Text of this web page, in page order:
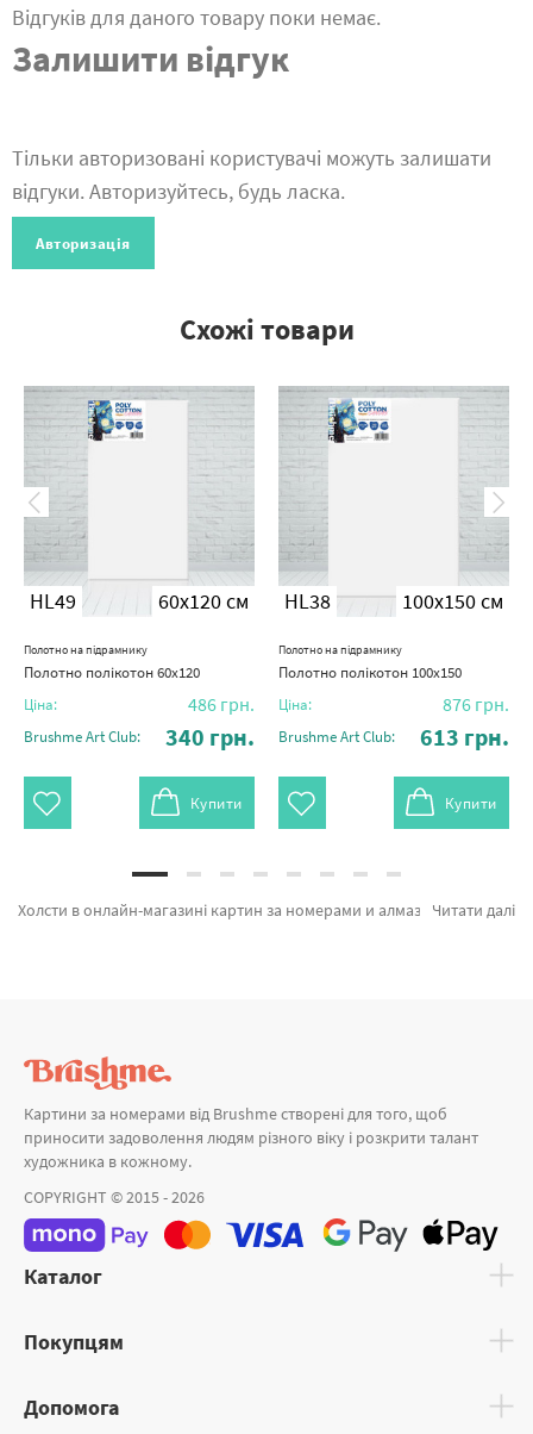
Відгуків для даного товару поки немає.
Залишити відгук
Тільки авторизовані користувачі можуть залишати
відгуки. Авторизуйтесь, будь ласка.
Авторизація
Схожі товари
HL49 60x120 см
Полотно на підрамнику
Полотно полікотон 60х120
Ціна: 486 грн.
Brushme Art Club: 340 грн.
Купити
HL38 100x150 см
Полотно на підрамнику
Полотно полікотон 100х150
Ціна: 876 грн.
Brushme Art Club: 613 грн.
Купити
Читати далі
Холсти в онлайн-магазині картин за номерами и алмазної мозаїки Brushme. Тут можна обрати Полотно 140х140 HL21 від виробника с світовим іменем Brushme який надихає своїми рішеннями. Весь асортимент лінійки «Аксесуари» підтверджений довірою покупців та спеціалістів. Полотно 25х30, Полотно 100х120 и Полотно 70х90 а также хороший вибір найменувань за привабливою ціною. Оформлюючи замовлення Прага разом з картина за номерами дитині миттєво відправимо в Мелітополь або будь-яку область. Тюльпани разом з картини за номерами міськими, замовляйте прямо зараз!
Картини за номерами від Brushme створені для того, щоб
приносити задоволення людям різного віку і розкрити талант
художника в кожному.
COPYRIGHT © 2015 - 2026
Каталог
Покупцям
Допомога